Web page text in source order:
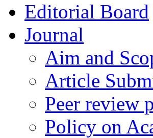
Editorial Board
Journal
Aim and
Article
Peer review
Policy on